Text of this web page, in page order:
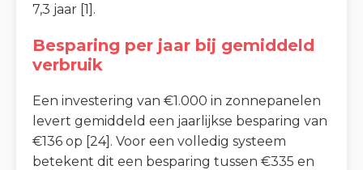
7,3 jaar [1].
Besparing per jaar bij gemiddeld
verbruik
Een investering van €1.000 in zonnepanelen
levert gemiddeld een jaarlijkse besparing van
€136 op [24]. Voor een volledig systeem
betekent dit een besparing tussen €335 en